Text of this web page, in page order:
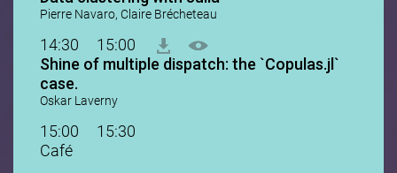
Pierre Navaro, Claire Brécheteau
14:30
15:00
Shine of multiple dispatch: the `Copulas.jl`
case.
Oskar Laverny
15:00
15:30
Café